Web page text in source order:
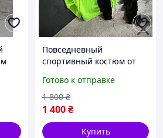
Повседневный
спортивный костюм от
Мужской стильный
комплект NBA худи и
штаны и логотипом
бренда
Готово к отправке
1 400₴
1 800 ₴
Купить